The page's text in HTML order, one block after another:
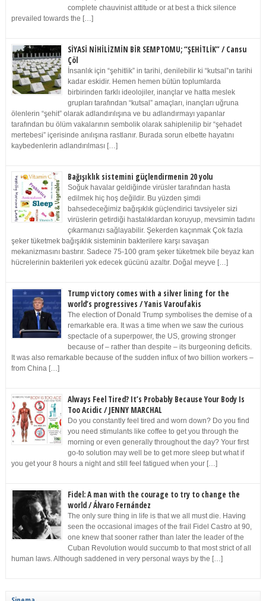
complete chauvinist attitude or at best a thick silence
prevailed towards the […]
SİYASİ NİHİLİZMİN BİR SEMPTOMU; “ŞEHİTLİK” / Cansu
Çöl
İnsanlık için “şehitlik” in tarihi, denilebilir ki “kutsal”ın tarihi
kadar eskidir. Hemen hemen bütün toplumlarda
birbirinden farklı ideolojiler, inançlar ve hatta meslek
grupları tarafından “kutsal” amaçları, inançları uğruna
ölenlerin “şehit” olarak adlandırılışına ve bu adlandırmayı yapanlar
tarafından bu ölüm vakalarının sembolik olarak sahiplenilip bir “şehadet
mertebesi” içerisinde anılışına rastlanır. Burada sorun elbette hayatını
kaybedenlerin adlandırılması […]
Bağışıklık sistemini güçlendirmenin 20 yolu
Soğuk havalar geldiğinde virüsler tarafından hasta
edilmek hiç hoş değildir. Bu yüzden şimdi
bahsedeceğimiz bağışıklık güçlendirici tavsiyeler sizi
virüslerin getirdiği hastalıklardan koruyup, mevsimin tadını
çıkarmanızı sağlayabilir. Şekerden kaçınmak Çok fazla
şeker tüketmek bağışıklık sisteminin bakterilere karşı savaşan
mekanizmasını bastırır. Sadece 75-100 gram şeker tüketmek bile beyaz kan
hücrelerinin bakterileri yok edecek gücünü azaltır. Doğal meyve […]
Trump victory comes with a silver lining for the
world’s progressives / Yanis Varoufakis
The election of Donald Trump symbolises the demise of a
remarkable era. It was a time when we saw the curious
spectacle of a superpower, the US, growing stronger
because of – rather than despite – its burgeoning deficits.
It was also remarkable because of the sudden influx of two billion workers –
from China […]
Always Feel Tired? It’s Probably Because Your Body Is
Too Acidic / JENNY MARCHAL
Do you constantly feel tired and worn down? Do you find
you need stimulants like coffee to get you through the
morning or even generally throughout the day? Your first
go-to solution may well be to get more sleep but what if
you get your 8 hours a night and still feel fatigued when your […]
Fidel: A man with the courage to try to change the
world / Álvaro Fernández
The only sure thing in life is that we all must die. Having
seen the occasional images of the frail Fidel Castro at 90,
one knew that sooner rather than later the leader of the
Cuban Revolution would succumb to that most strict of all
human laws. Although saddened in very personal ways by the […]